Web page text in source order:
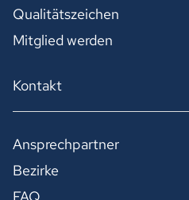
Qualitätszeichen
Mitglied werden
Kontakt
Ansprechpartner
Bezirke